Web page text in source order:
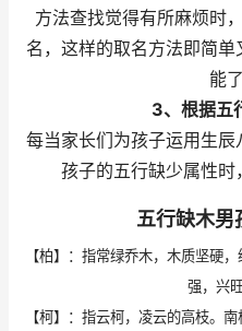
方法查找觉得有所麻烦时
名，这样的取名方法即简
能
3、根据五
每当家长们为孩子运用生
孩子的五行缺少属性时
五行缺木男
【柏】：指常绿乔木，木质坚硬
强，兴
【柯】：指云柯，凌云的高枝。